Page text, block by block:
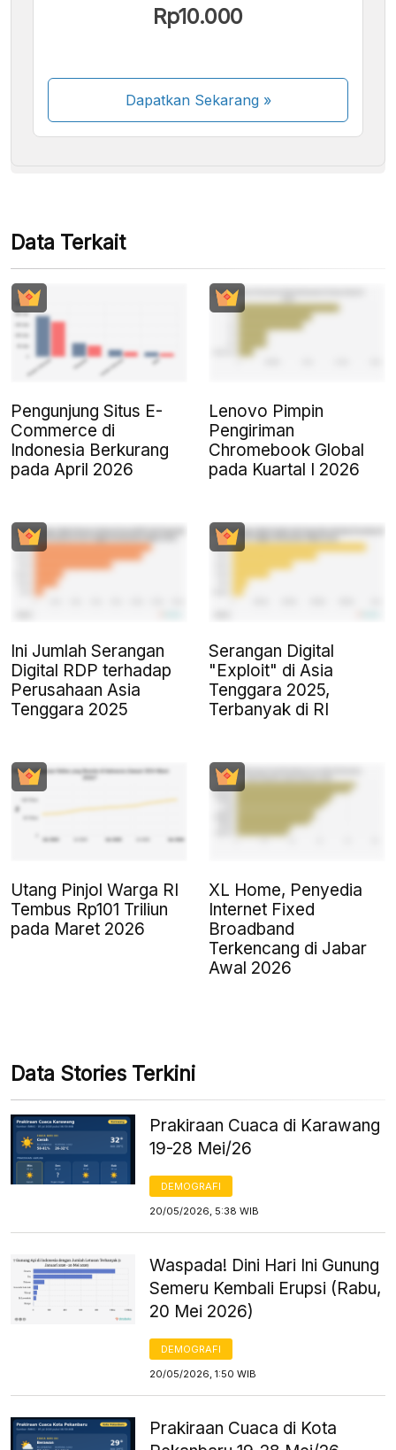
Rp10.000
Dapatkan Sekarang»
Beberapa metode pembayaran masih dalam
Data Terkait
Pengunjung Situs E-
Commerce di
Indonesia Berkurang
pada April 2026
Lenovo Pimpin
Pengiriman
Chromebook Global
pada Kuartal I 2026
Ini Jumlah Serangan
Digital RDP terhadap
Perusahaan Asia
Tenggara 2025
Serangan Digital
"Exploit" di Asia
Tenggara 2025,
Terbanyak di RI
Utang Pinjol Warga RI
Tembus Rp101 Triliun
pada Maret 2026
XL Home, Penyedia
Internet Fixed
Broadband
Terkencang di Jabar
Awal 2026
Data Stories Terkini
Prakiraan Cuaca di Karawang
19-28 Mei/26
DEMOGRAFI
20/05/2026, 5:38 WIB
Waspada! Dini Hari Ini Gunung
Semeru Kembali Erupsi (Rabu,
20 Mei 2026)
DEMOGRAFI
20/05/2026, 1:50 WIB
Prakiraan Cuaca di Kota